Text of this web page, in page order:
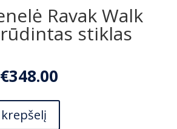
Ravak Walk
stiklas
Original
price
€469.00.
€348.00Current
is: